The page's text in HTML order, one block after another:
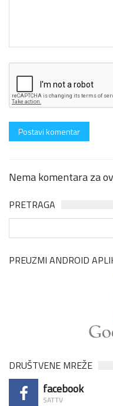
Nema komentara za
PRETRAGA
PREUZMI ANDROID
DRUŠTVENE MREŽE
facebook
SATTV